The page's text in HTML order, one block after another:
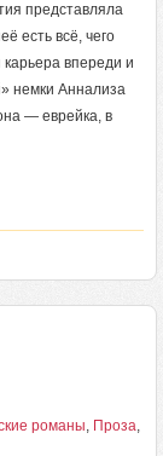
представляла
есть всё, чего
впереди и
немки Аннализа
— еврейка, в
романы, Проза,